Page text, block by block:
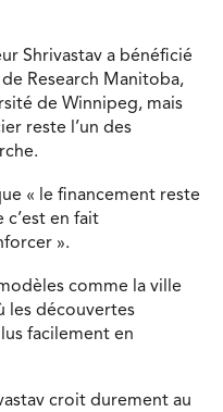
Shrivastav a bénéficié
Research Manitoba,
de Winnipeg, mais
reste l’un des
« le financement reste
en fait
».
comme la ville
les découvertes
facilement en
croit durement au